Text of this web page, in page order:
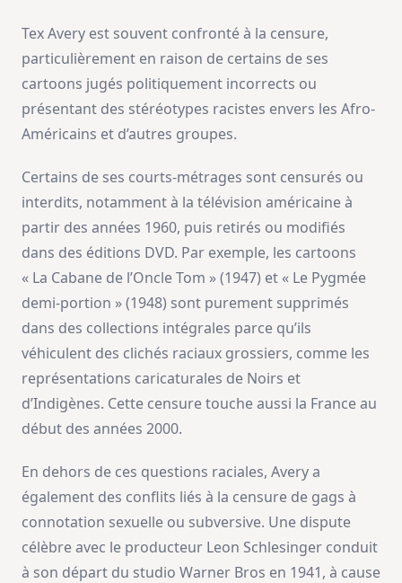
Tex Avery est souvent confronté à la censure,
particulièrement en raison de certains de ses
cartoons jugés politiquement incorrects ou
présentant des stéréotypes racistes envers les Afro-
Américains et d’autres groupes.
Certains de ses courts-métrages sont censurés ou
interdits, notamment à la télévision américaine à
partir des années 1960, puis retirés ou modifiés
dans des éditions DVD. Par exemple, les cartoons
« La Cabane de l’Oncle Tom » (1947) et « Le Pygmée
demi-portion » (1948) sont purement supprimés
dans des collections intégrales parce qu’ils
véhiculent des clichés raciaux grossiers, comme les
représentations caricaturales de Noirs et
d’Indigènes. Cette censure touche aussi la France au
début des années 2000.
En dehors de ces questions raciales, Avery a
également des conflits liés à la censure de gags à
connotation sexuelle ou subversive. Une dispute
célèbre avec le producteur Leon Schlesinger conduit
à son départ du studio Warner Bros en 1941, à cause